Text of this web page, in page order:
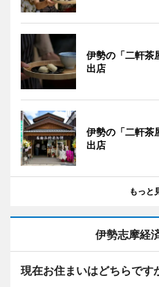
伊勢の「二軒茶
出店
伊勢の「二軒茶
出店
もっと
伊勢志摩経
現在お住まいはどちらです